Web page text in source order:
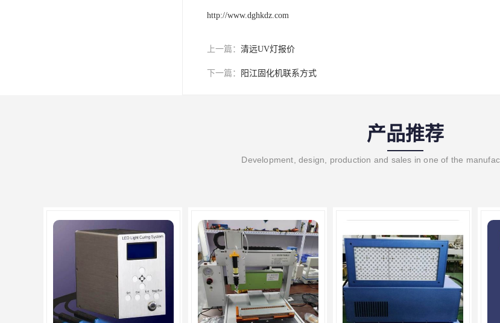
http://www.dghkdz.com
上一篇： 清远UV灯报价
下一篇： 阳江固化机联系方式
产品推荐
Development, design, production and sales in one of the